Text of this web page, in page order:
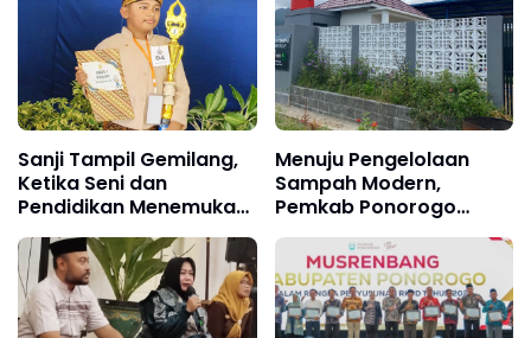
Sanji Tampil Gemilang,
Ketika Seni dan
Pendidikan Menemukan
Titik Temu
Menuju Pengelolaan
Sampah Modern,
Pemkab Ponorogo
Siapkan TPA Kayu Putih
dan Perkuat TPS 3R
Desa